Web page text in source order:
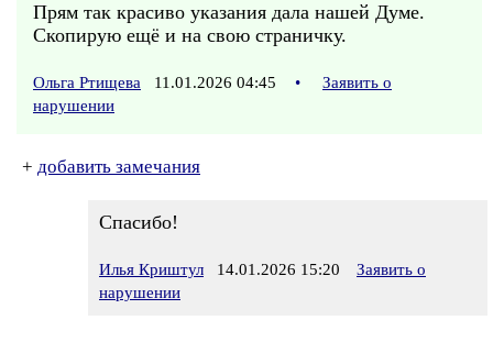
Прям так красиво указания дала нашей Думе.
Скопирую ещё и на свою страничку.
Ольга Ртищева 11.01.2026 04:45 •
Заявить о
нарушении
+ добавить замечания
Спасибо!
Илья Криштул 14.01.2026 15:20
Заявить о
нарушении